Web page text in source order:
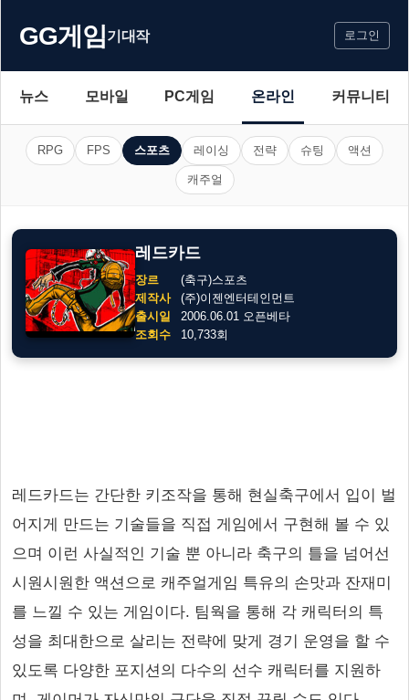
GG게임기대작 로그인
뉴스 모바일 PC게임 온라인 커뮤니티
RPG FPS 스포츠 레이싱 전략 슈팅 액션
캐주얼
레드카드
장르
(축구)스포츠
제작사
(주)이젠엔터테인먼트
출시일
2006.06.01 오픈베타
조회수
10,733회
레드카드는 간단한 키조작을 통해 현실축구에서 입이 벌
어지게 만드는 기술들을 직접 게임에서 구현해 볼 수 있
으며 이런 사실적인 기술 뿐 아니라 축구의 틀을 넘어선
시원시원한 액션으로 캐주얼게임 특유의 손맛과 잔재미
를 느낄 수 있는 게임이다. 팀웍을 통해 각 캐릭터의 특
성을 최대한으로 살리는 전략에 맞게 경기 운영을 할 수
있도록 다양한 포지션의 다수의 선수 캐릭터를 지원하